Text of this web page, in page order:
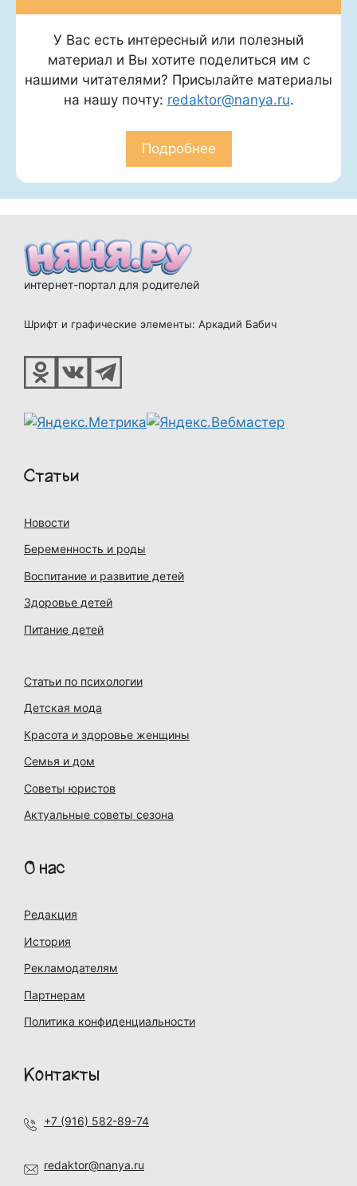
У Вас есть интересный или полезный
материал и Вы хотите поделиться им с
нашими читателями? Присылайте материалы
на нашу почту: redaktor@nanya.ru.
Подробнее
интернет-портал для родителей
Шрифт и графические элементы: Аркадий Бабич
Статьи
Новости
Беременность и роды
Воспитание и развитие детей
Здоровье детей
Питание детей
Статьи по психологии
Детская мода
Красота и здоровье женщины
Семья и дом
Советы юристов
Актуальные советы сезона
О нас
Редакция
История
Рекламодателям
Партнерам
Политика конфиденциальности
Контакты
+7 (916) 582-89-74
redaktor@nanya.ru